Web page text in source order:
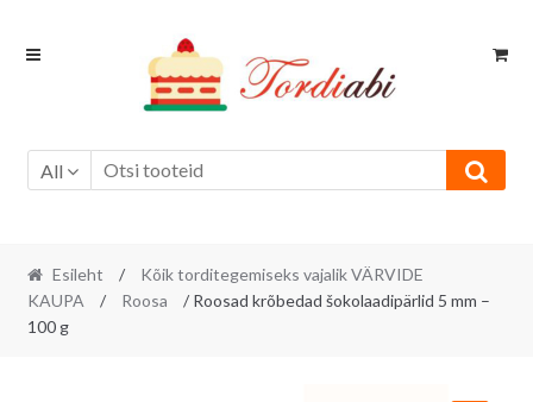
Skip
Skip
All
Esileht /
Kõik torditegemiseks vajalik VÄRVIDE
KAUPA
/ Roosa
/ Roosad krõbedad šokolaadipärlid 5 mm –
100 g